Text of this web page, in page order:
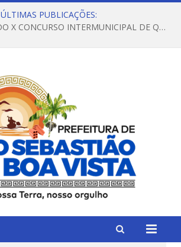
ÚLTIMAS PUBLICAÇÕES:
REGULAMENTO DO X CONCURSO INTERMUNICIPAL DE QUADRILHAS JUNINAS – 2026 – ARRAIÁ DA VENEZA